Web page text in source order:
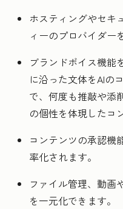
ホスティングやセキ
ィーのプロバイダー
ブランドボイス機能
に沿った文体をAIの
で、何度も推敲や添
の個性を体現したコ
コンテンツの承認機
率化されます。
ファイル管理、動画
を一元化できます。